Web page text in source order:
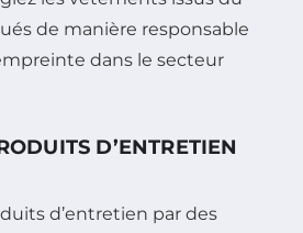
de manière responsable
dans le secteur
D’ENTRETIEN
d’entretien par des